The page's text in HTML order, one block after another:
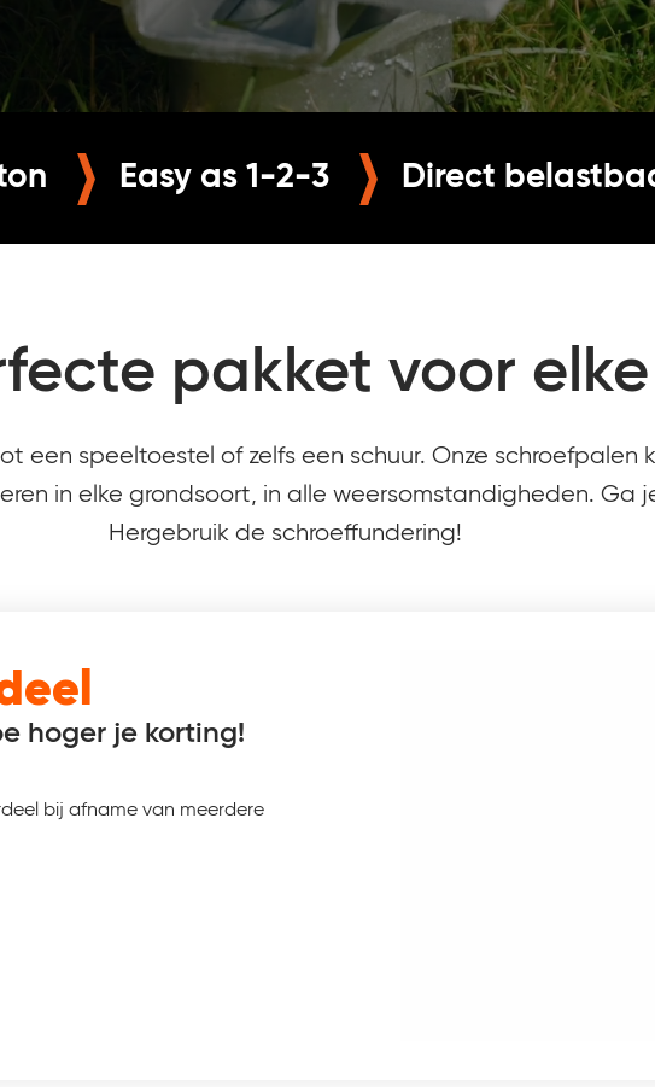
Easy as 1-2-3 Direct
pakket voor
een speeltoestel of zelfs een schuur. Onze schroefpalen
in elke grondsoort, in alle weersomstandigheden. Ga
Hergebruik de schroeffundering!
hoger je korting!
bij afname van meerdere